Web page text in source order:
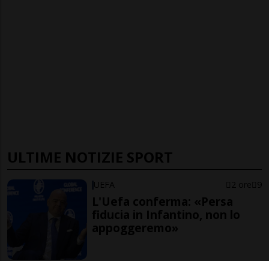
ULTIME NOTIZIE SPORT
UEFA 2 ore 9
L'Uefa conferma: «Persa
fiducia in Infantino, non lo
appoggeremo»